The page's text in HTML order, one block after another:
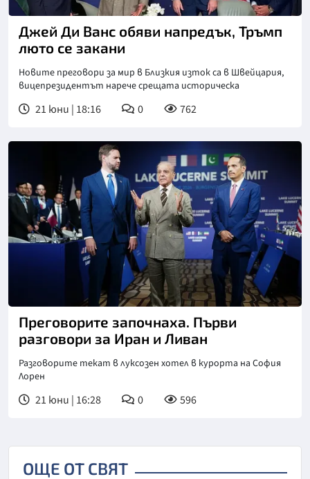
Джей Ди Ванс обяви напредък, Тръмп
люто се закани
Новите преговори за мир в Близкия изток са в Швейцария,
вицепрезидентът нарече срещата историческа
21 юни | 18:16 0 762
Преговорите започнаха. Първи
разговори за Иран и Ливан
Разговорите текат в луксозен хотел в курорта на София
Лорен
21 юни | 16:28 0 596
ОЩЕ ОТ СВЯТ